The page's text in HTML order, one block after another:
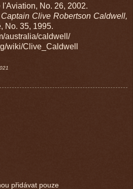
No. 26, 2002.
Clive Robertson Caldwell,
No. 35, 1995.
australia/caldwell/
wiki/Clive_Caldwell
přidávat pouze